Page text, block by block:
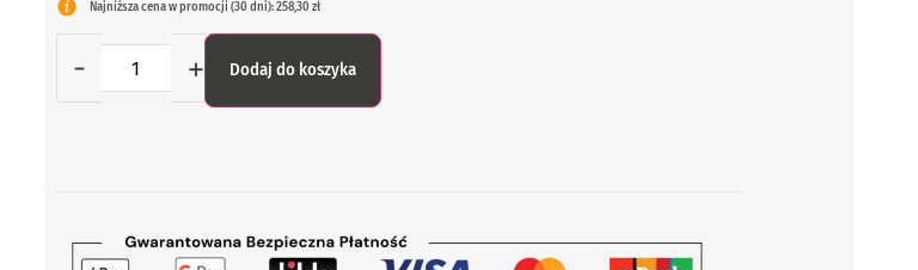
Najniższa cena w promocji (30 dni): 258,30 zł
- + Dodaj do koszyka